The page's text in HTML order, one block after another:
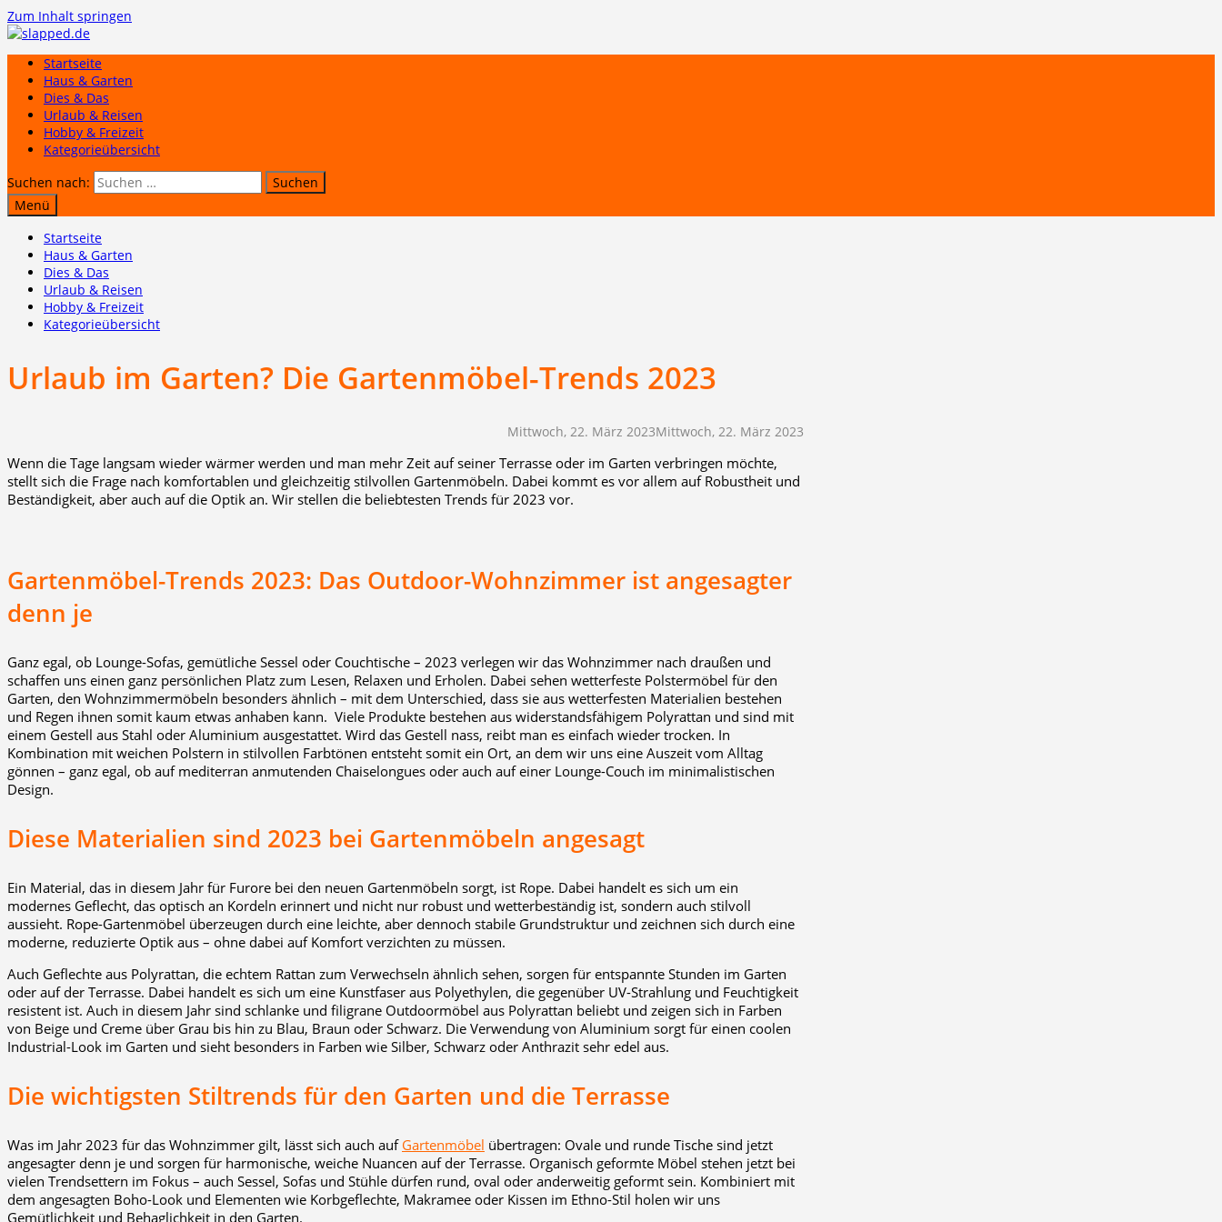
Zum Inhalt springen
Startseite
Haus & Garten
Dies & Das
Urlaub & Reisen
Hobby & Freizeit
Kategorieübersicht
Suchen nach:
Menü
Startseite
Haus & Garten
Dies & Das
Urlaub & Reisen
Hobby & Freizeit
Kategorieübersicht
Urlaub im Garten? Die Gartenmöbel-Trends 2023
Mittwoch, 22. März 2023Mittwoch, 22. März 2023
Wenn die Tage langsam wieder wärmer werden und man mehr Zeit auf seiner Terrasse oder im Garten verbringen möchte,
stellt sich die Frage nach komfortablen und gleichzeitig stilvollen Gartenmöbeln. Dabei kommt es vor allem auf Robustheit und
Beständigkeit, aber auch auf die Optik an. Wir stellen die beliebtesten Trends für 2023 vor.
Gartenmöbel-Trends 2023: Das Outdoor-Wohnzimmer ist angesagter
denn je
Ganz egal, ob Lounge-Sofas, gemütliche Sessel oder Couchtische – 2023 verlegen wir das Wohnzimmer nach draußen und
schaffen uns einen ganz persönlichen Platz zum Lesen, Relaxen und Erholen. Dabei sehen wetterfeste Polstermöbel für den
Garten, den Wohnzimmermöbeln besonders ähnlich – mit dem Unterschied, dass sie aus wetterfesten Materialien bestehen
und Regen ihnen somit kaum etwas anhaben kann. Viele Produkte bestehen aus widerstandsfähigem Polyrattan und sind mit
einem Gestell aus Stahl oder Aluminium ausgestattet. Wird das Gestell nass, reibt man es einfach wieder trocken. In
Kombination mit weichen Polstern in stilvollen Farbtönen entsteht somit ein Ort, an dem wir uns eine Auszeit vom Alltag
gönnen – ganz egal, ob auf mediterran anmutenden Chaiselongues oder auch auf einer Lounge-Couch im minimalistischen
Design.
Diese Materialien sind 2023 bei Gartenmöbeln angesagt
Ein Material, das in diesem Jahr für Furore bei den neuen Gartenmöbeln sorgt, ist Rope. Dabei handelt es sich um ein
modernes Geflecht, das optisch an Kordeln erinnert und nicht nur robust und wetterbeständig ist, sondern auch stilvoll
aussieht. Rope-Gartenmöbel überzeugen durch eine leichte, aber dennoch stabile Grundstruktur und zeichnen sich durch eine
moderne, reduzierte Optik aus – ohne dabei auf Komfort verzichten zu müssen.
Auch Geflechte aus Polyrattan, die echtem Rattan zum Verwechseln ähnlich sehen, sorgen für entspannte Stunden im Garten
oder auf der Terrasse. Dabei handelt es sich um eine Kunstfaser aus Polyethylen, die gegenüber UV-Strahlung und Feuchtigkeit
resistent ist. Auch in diesem Jahr sind schlanke und filigrane Outdoormöbel aus Polyrattan beliebt und zeigen sich in Farben
von Beige und Creme über Grau bis hin zu Blau, Braun oder Schwarz. Die Verwendung von Aluminium sorgt für einen coolen
Industrial-Look im Garten und sieht besonders in Farben wie Silber, Schwarz oder Anthrazit sehr edel aus.
Die wichtigsten Stiltrends für den Garten und die Terrasse
Was im Jahr 2023 für das Wohnzimmer gilt, lässt sich auch auf Gartenmöbel übertragen: Ovale und runde Tische sind jetzt
angesagter denn je und sorgen für harmonische, weiche Nuancen auf der Terrasse. Organisch geformte Möbel stehen jetzt bei
vielen Trendsettern im Fokus – auch Sessel, Sofas und Stühle dürfen rund, oval oder anderweitig geformt sein. Kombiniert mit
dem angesagten Boho-Look und Elementen wie Korbgeflechte, Makramee oder Kissen im Ethno-Stil holen wir uns
Gemütlichkeit und Behaglichkeit in den Garten.